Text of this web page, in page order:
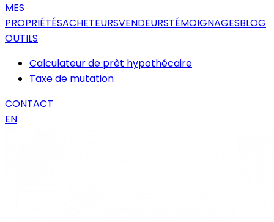
MES
PROPRIÉTÉSACHETEURSVENDEURSTÉMOIGNAGESBLOG
OUTILS
Calculateur de prêt hypothécaire
Taxe de mutation
CONTACT
EN